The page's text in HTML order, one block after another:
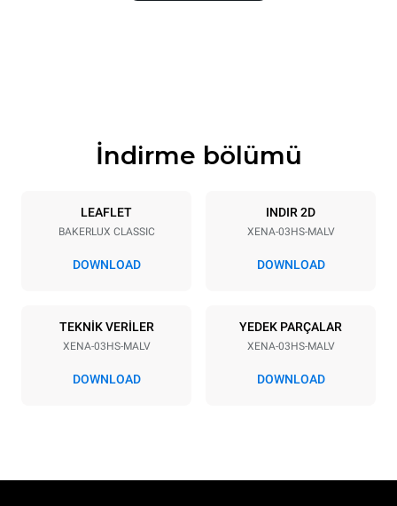
Tepsi özellikleri
3 460x330
Tepsi aralığı
Voltaj
230V 1N~
Elektrik gücü
3 kW
İndirme bölümü
LEAFLET
BAKERLUX CLASSIC
DOWNLOAD
INDIR 2D
XENA-03HS-MALV
DOWNLOAD
TEKNİK VERİLER
XENA-03HS-MALV
DOWNLOAD
YEDEK PARÇALAR
XENA-03HS-MALV
DOWNLOAD